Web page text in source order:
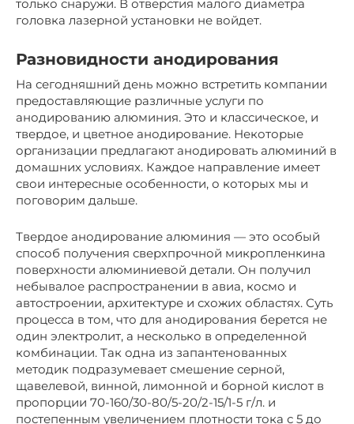
только снаружи. В отверстия малого диаметра
головка лазерной установки не войдет.
Разновидности анодирования
На сегодняшний день можно встретить компании
предоставляющие различные услуги по
анодированию алюминия. Это и классическое, и
твердое, и цветное анодирование. Некоторые
организации предлагают анодировать алюминий в
домашних условиях. Каждое направление имеет
свои интересные особенности, о которых мы и
поговорим дальше.
Твердое анодирование алюминия — это особый
способ получения сверхпрочной микропленкина
поверхности алюминиевой детали. Он получил
небывалое распространении в авиа, космо и
автостроении, архитектуре и схожих областях. Суть
процесса в том, что для анодирования берется не
один электролит, а несколько в определенной
комбинации. Так одна из запантенованных
методик подразумевает смешение серной,
щавелевой, винной, лимонной и борной кислот в
пропорции 70-160/30-80/5-20/2-15/1-5 г/л. и
постепенным увеличением плотности тока с 5 до